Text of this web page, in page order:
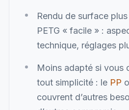
Rendu de surface plus
PETG « facile » :
technique, réglages
Moins adapté si vous
tout simplicité : le PP
couvrent d’autres